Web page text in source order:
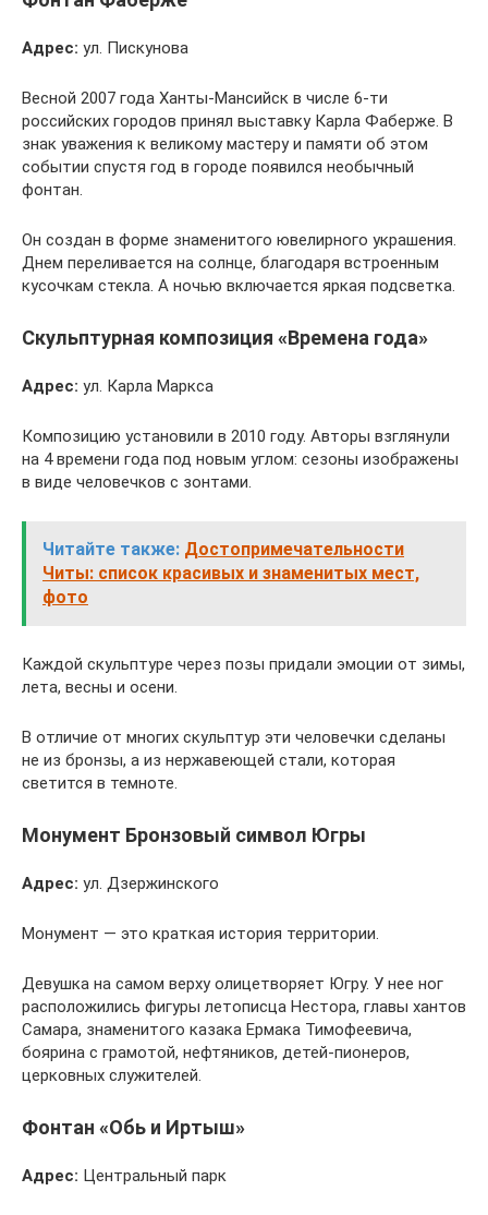
Адрес: ул. Пискунова
Весной 2007 года Ханты-Мансийск в числе 6-ти
российских городов принял выставку Карла Фаберже. В
знак уважения к великому мастеру и памяти об этом
событии спустя год в городе появился необычный
фонтан.
Он создан в форме знаменитого ювелирного украшения.
Днем переливается на солнце, благодаря встроенным
кусочкам стекла. А ночью включается яркая подсветка.
Скульптурная композиция «Времена года»
Адрес: ул. Карла Маркса
Композицию установили в 2010 году. Авторы взглянули
на 4 времени года под новым углом: сезоны изображены
в виде человечков с зонтами.
Читайте также: Достопримечательности
Читы: список красивых и знаменитых мест,
фото
Каждой скульптуре через позы придали эмоции от зимы,
лета, весны и осени.
В отличие от многих скульптур эти человечки сделаны
не из бронзы, а из нержавеющей стали, которая
светится в темноте.
Монумент Бронзовый символ Югры
Адрес: ул. Дзержинского
Монумент — это краткая история территории.
Девушка на самом верху олицетворяет Югру. У нее ног
расположились фигуры летописца Нестора, главы хантов
Самара, знаменитого казака Ермака Тимофеевича,
боярина с грамотой, нефтяников, детей-пионеров,
церковных служителей.
Фонтан «Обь и Иртыш»
Адрес: Центральный парк